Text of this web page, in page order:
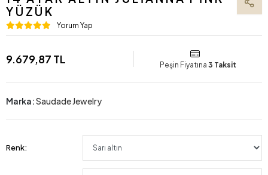
YÜZÜK
Yorum Yap
9.679,87 TL Peşin Fiyatına 3 Taksit
Marka:Saudade Jewelry
Renk: